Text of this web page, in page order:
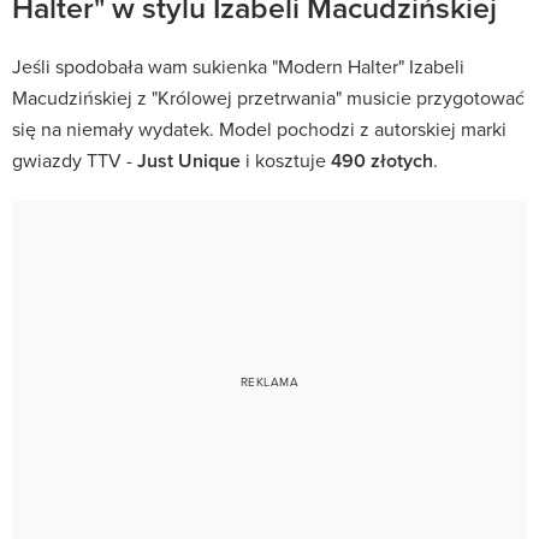
Jeśli spodobała wam sukienka "Modern Halter" Izabeli
Macudzińskiej z "Królowej przetrwania" musicie przygotować
się na niemały wydatek. Model pochodzi z autorskiej marki
gwiazdy TTV -Just Unique i kosztuje490 złotych.